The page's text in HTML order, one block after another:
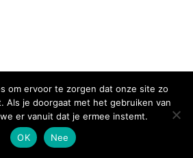
om ervoor te zorgen dat onze site zo
Als je doorgaat met het gebruiken van
er vanuit dat je ermee instemt.
OK
Nee